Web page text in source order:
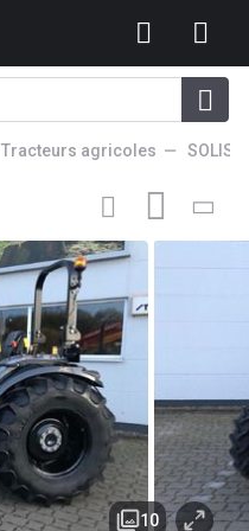
Tracteurs agricoles SOLIS
10